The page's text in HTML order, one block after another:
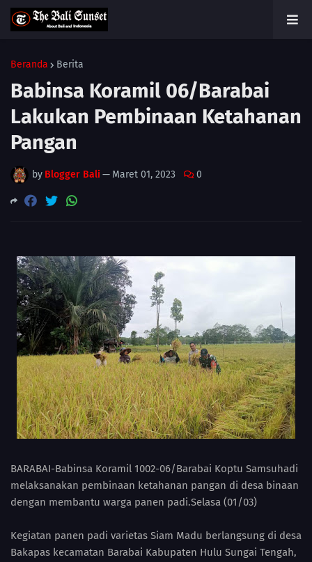
Beranda Berita
Babinsa Koramil 06/Barabai
Lakukan Pembinaan Ketahanan
Pangan
by Blogger Bali — Maret 01, 2023 0
BARABAI-Babinsa Koramil 1002-06/Barabai Koptu Samsuhadi
melaksanakan pembinaan ketahanan pangan di desa binaan
dengan membantu warga panen padi.Selasa (01/03)
Kegiatan panen padi varietas Siam Madu berlangsung di desa
Bakapas kecamatan Barabai Kabupaten Hulu Sungai Tengah,